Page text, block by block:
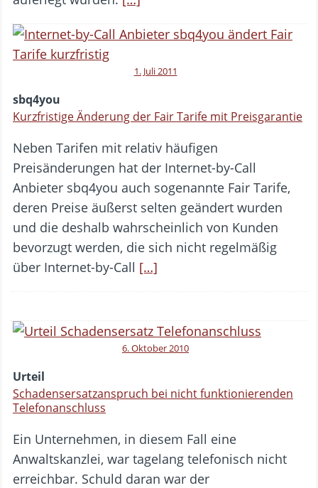
1. Juli 2011
sbq4you
Kurzfristige Änderung der Fair Tarife mit Preisgarantie
Neben Tarifen mit relativ häufigen
Preisänderungen hat der Internet-by-Call
Anbieter sbq4you auch sogenannte Fair Tarife,
deren Preise äußerst selten geändert wurden
und die deshalb wahrscheinlich von Kunden
bevorzugt werden, die sich nicht regelmäßig
über Internet-by-Call […]
6. Oktober 2010
Urteil
Schadensersatzanspruch bei nicht funktionierenden
Telefonanschluss
Ein Unternehmen, in diesem Fall eine
Anwaltskanzlei, war tagelang telefonisch nicht
erreichbar. Schuld daran war der